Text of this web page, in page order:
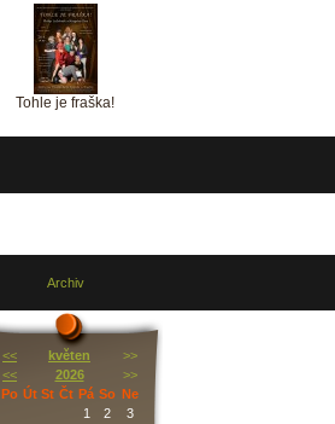
Tohle je fraška!
Archiv
<< květen
>>
<<
2026
>>
Po Út St Čt Pá So Ne
1
2 3